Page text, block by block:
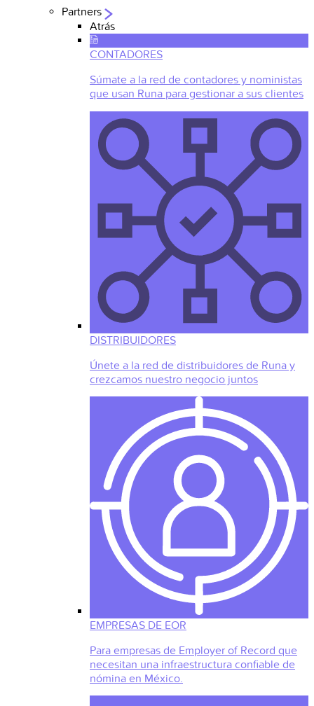
Partners
Atrás
CONTADORES
Súmate a la red de contadores y noministas
que usan Runa para gestionar a sus clientes
DISTRIBUIDORES
Únete a la red de distribuidores de Runa y
crezcamos nuestro negocio juntos
EMPRESAS DE EOR
Para empresas de Employer of Record que
necesitan una infraestructura confiable de
nómina en México.